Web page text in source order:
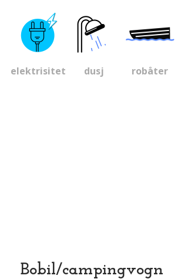
elektrisitet dusj robåter
Bobil/campingvogn